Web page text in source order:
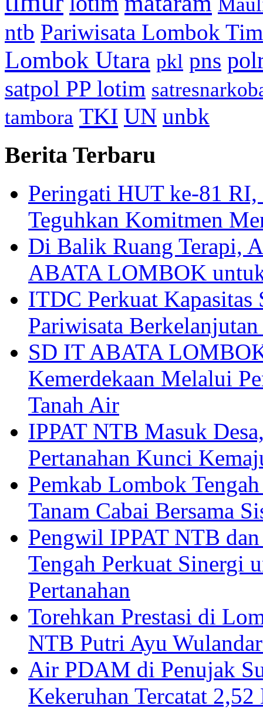
ntb Pariwisata Lombok
Lombok Utara pkl pns
satpol PP lotim
tambora TKI UN unbk
Berita Terbaru
Peringati HUT ke-81
Teguhkan Komitmen
Di Balik Ruang Terapi,
ABATA LOMBOK
ITDC Perkuat
Pariwisata
SD IT ABATA
Kemerdekaan Melalui
Tanah Air
IPPAT NTB Masuk
Pertanahan Kunci
Pemkab Lombok
Tanam Cabai Bersama
Pengwil IPPAT NTB
Tengah Perkuat Sinergi
Pertanahan
Torehkan Prestasi di
NTB Putri Ayu
Air PDAM di Penujak
Kekeruhan Tercatat